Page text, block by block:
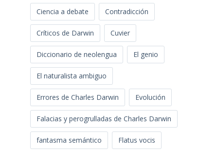
Ciencia a debate Contradicción
Críticos de Darwin Cuvier
Diccionario de neolengua El genio
El naturalista ambiguo
Errores de Charles Darwin Evolución
Falacias y perogrulladas de Charles Darwin
fantasma semántico Flatus vocis